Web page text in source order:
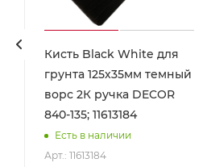
Кисть Black White для
грунта 125х35мм темный
ворс 2К ручка DECOR
840-135; 11613184
Есть в наличии
Арт.: 11613184